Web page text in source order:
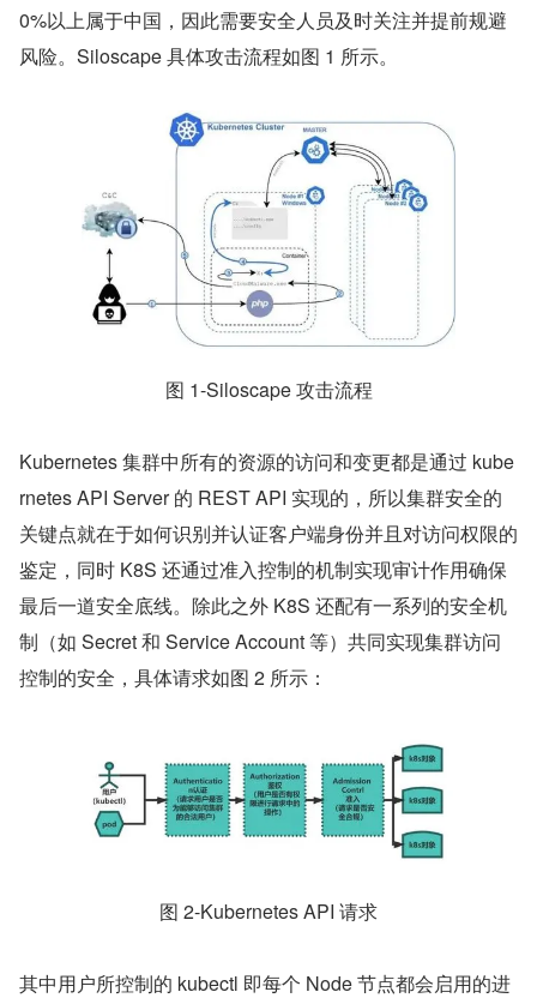
0%以上属于中国，因此需要安全人员及时关注并提前规避
风险。Siloscape 具体攻击流程如图 1 所示。
图 1-Siloscape 攻击流程
Kubernetes 集群中所有的资源的访问和变更都是通过 kube
rnetes API Server 的 REST API 实现的，所以集群安全的
关键点就在于如何识别并认证客户端身份并且对访问权限的
鉴定，同时 K8S 还通过准入控制的机制实现审计作用确保
最后一道安全底线。除此之外 K8S 还配有一系列的安全机
制（如 Secret 和 Service Account 等）共同实现集群访问
控制的安全，具体请求如图 2 所示：
图 2-Kubernetes API 请求
其中用户所控制的 kubectl 即每个 Node 节点都会启用的进